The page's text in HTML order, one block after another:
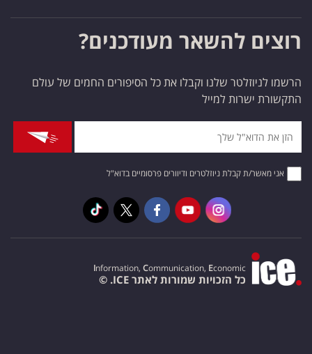
רוצים להשאר מעודכנים?
הרשמו לניוזלטר שלנו וקבלו את כל הסיפורים החמים של עולם
התקשורת ישרות למייל
אני מאשר/ת קבלת ניוזלטרים ודיוורים פרסומיים בדוא"ל
Information, Communication, Economic
כל הזכויות שמורות לאתר ICE. ©